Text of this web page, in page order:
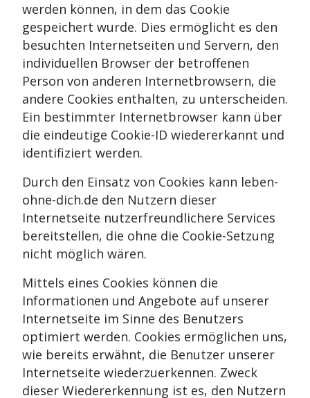
werden können, in dem das Cookie
gespeichert wurde. Dies ermöglicht es den
besuchten Internetseiten und Servern, den
individuellen Browser der betroffenen
Person von anderen Internetbrowsern, die
andere Cookies enthalten, zu unterscheiden.
Ein bestimmter Internetbrowser kann über
die eindeutige Cookie-ID wiedererkannt und
identifiziert werden.
Durch den Einsatz von Cookies kann leben-
ohne-dich.de den Nutzern dieser
Internetseite nutzerfreundlichere Services
bereitstellen, die ohne die Cookie-Setzung
nicht möglich wären.
Mittels eines Cookies können die
Informationen und Angebote auf unserer
Internetseite im Sinne des Benutzers
optimiert werden. Cookies ermöglichen uns,
wie bereits erwähnt, die Benutzer unserer
Internetseite wiederzuerkennen. Zweck
dieser Wiedererkennung ist es, den Nutzern